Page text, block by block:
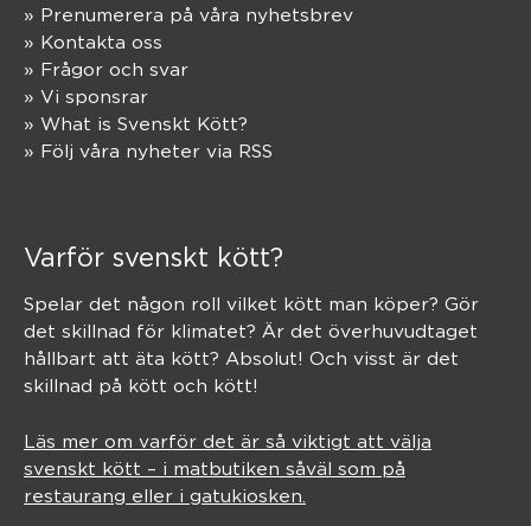
» Prenumerera på våra nyhetsbrev
» Kontakta oss
» Frågor och svar
» Vi sponsrar
» What is Svenskt Kött?
» Följ våra nyheter via RSS
Varför svenskt kött?
Spelar det någon roll vilket kött man köper? Gör
det skillnad för klimatet? Är det överhuvudtaget
hållbart att äta kött? Absolut! Och visst är det
skillnad på kött och kött!
Läs mer om varför det är så viktigt att välja
svenskt kött – i matbutiken såväl som på
restaurang eller i gatukiosken.